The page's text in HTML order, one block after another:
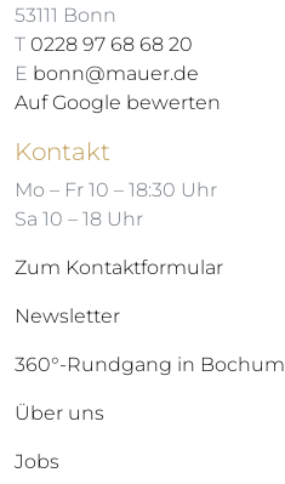
53111 Bonn
T 0228 97 68 68 20
E bonn@mauer.de
Auf Google bewerten
Kontakt
Mo – Fr 10 – 18:30 Uhr
Sa 10 – 18 Uhr
Zum Kontaktformular
Newsletter
360°-Rundgang in Bochum
Über uns
Jobs